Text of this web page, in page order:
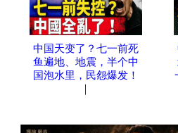
中国天变了？七一前死
鱼遍地、地震，半个中
国泡水里，民怨爆发！
｜